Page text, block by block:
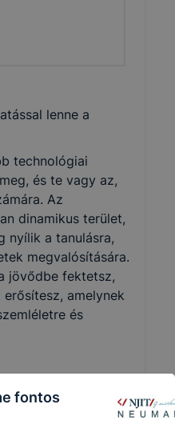
lenne a
technológiai
és te vagy az,
Az
dinamikus terület,
nyílik a tanulásra,
megvalósítására.
jövődbe fektetsz,
amelynek
és
kiemelt
fontos